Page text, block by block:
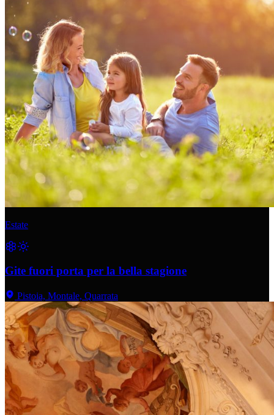
Estate
Gite fuori porta per la bella stagione
Pistoia, Montale, Quarrata